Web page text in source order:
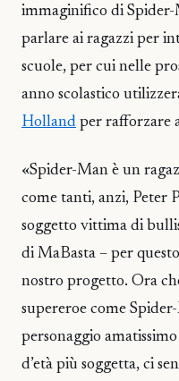
immaginifico di Spider-
parlare ai ragazzi per
scuole, per cui nelle
anno scolastico
Holland per rafforzare
«Spider-Man è un
come tanti, anzi, Peter
soggetto vittima di
di MaBasta – per
nostro progetto. Ora
supereroe come
personaggio
d’età più soggetta, ci